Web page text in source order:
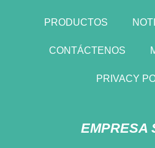
PRODUCTOS
CONTÁCTENOS
PRIVACY
EMPRESA